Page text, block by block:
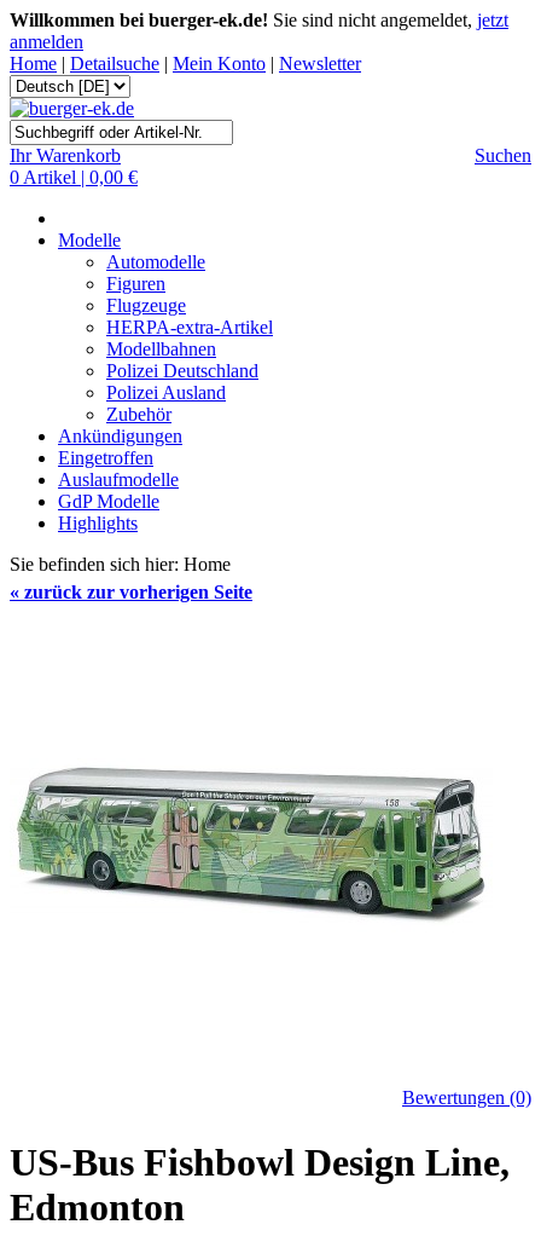
Willkommen bei buerger-ek.de! Sie sind nicht angemeldet, jetzt
anmelden
Home | Detailsuche | Mein Konto | Newsletter
Suchen
Ihr Warenkorb
0 Artikel | 0,00 €
Modelle
Automodelle
Figuren
Flugzeuge
HERPA-extra-Artikel
Modellbahnen
Polizei Deutschland
Polizei Ausland
Zubehör
Ankündigungen
Eingetroffen
Auslaufmodelle
GdP Modelle
Highlights
Sie befinden sich hier: Home
« zurück zur vorherigen Seite
Bewertungen (0)
US-Bus Fishbowl Design Line,
Edmonton